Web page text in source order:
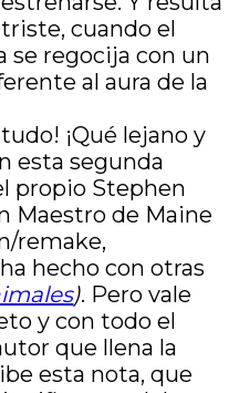
cuando el
se regocija con un
al aura de la
¡Qué lejano y
esta segunda
propio Stephen
Maestro de Maine
remake,
hecho con otras
). Pero vale
y con todo el
que llena la
esta nota, que